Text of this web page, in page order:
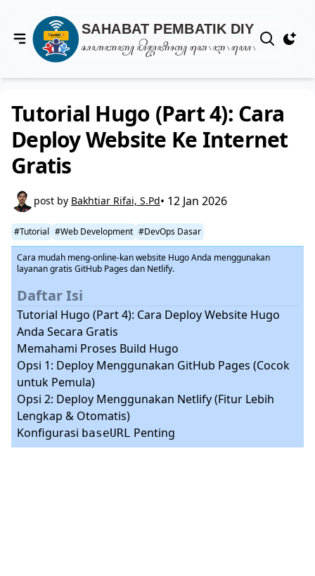
View
Tutorial Hugo (Part 4): Cara
Deploy Website Ke Internet
Gratis
post by Bakhtiar Rifai, S.Pd• 12 Jan 2026
#Tutorial #Web Development #DevOps Dasar
Cara mudah meng-online-kan website Hugo Anda menggunakan
layanan gratis GitHub Pages dan Netlify.
Daftar Isi
Tutorial Hugo (Part 4): Cara Deploy Website Hugo
Anda Secara Gratis
Memahami Proses Build Hugo
Opsi 1: Deploy Menggunakan GitHub Pages (Cocok
untuk Pemula)
Opsi 2: Deploy Menggunakan Netlify (Fitur Lebih
Lengkap & Otomatis)
Konfigurasi baseURL Penting